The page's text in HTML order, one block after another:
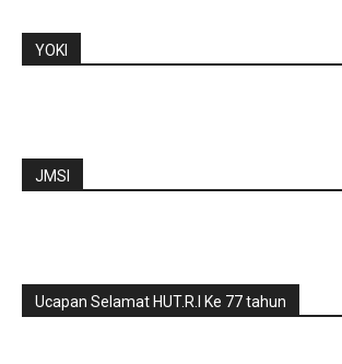
YOKI
JMSI
Ucapan Selamat HUT.R.I Ke 77 tahun